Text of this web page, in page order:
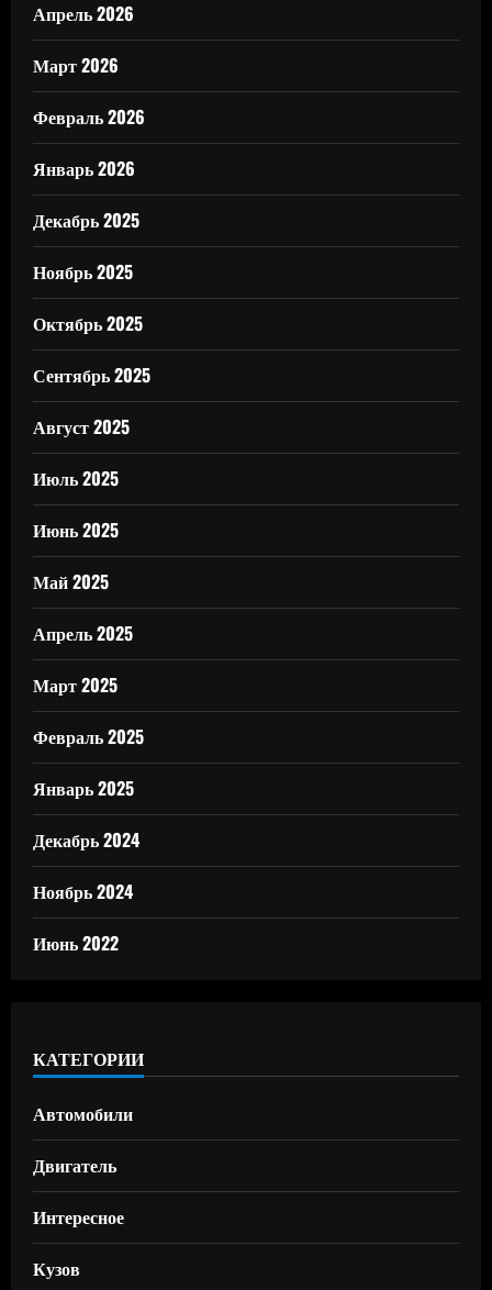
Апрель 2026
Март 2026
Февраль 2026
Январь 2026
Декабрь 2025
Ноябрь 2025
Октябрь 2025
Сентябрь 2025
Август 2025
Июль 2025
Июнь 2025
Май 2025
Апрель 2025
Март 2025
Февраль 2025
Январь 2025
Декабрь 2024
Ноябрь 2024
Июнь 2022
КАТЕГОРИИ
Автомобили
Двигатель
Интересное
Кузов